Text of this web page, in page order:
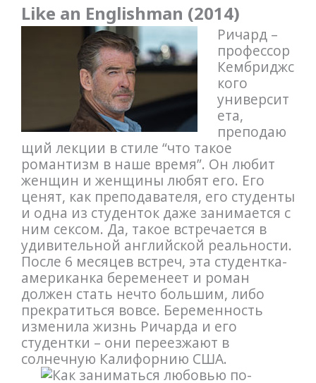
Like an Englishman (2014)
Ричард –
профессор
Кембриджс
кого
университ
ета,
преподаю
щий лекции в стиле “что такое
романтизм в наше время”. Он любит
женщин и женщины любят его. Его
ценят, как преподавателя, его студенты
и одна из студенток даже занимается с
ним сексом. Да, такое встречается в
удивительной английской реальности.
После 6 месяцев встреч, эта студентка-
американка беременеет и роман
должен стать нечто большим, либо
прекратиться вовсе. Беременность
изменила жизнь Ричарда и его
студентки – они переезжают в
солнечную Калифорнию США.